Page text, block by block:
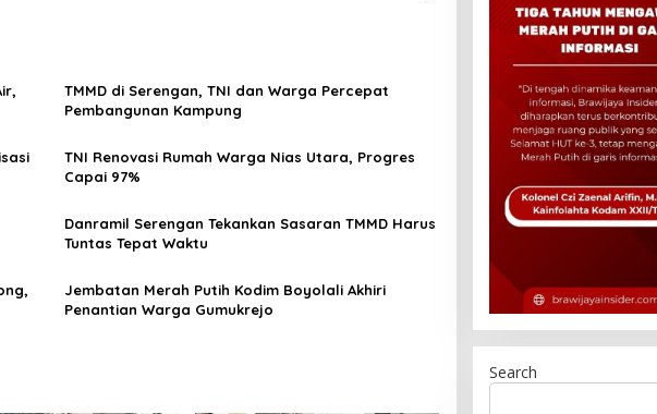
TMMD di Serengan, TNI dan Warga Percepat
Pembangunan Kampung
TNI Renovasi Rumah Warga Nias Utara, Progres
Capai 97%
Danramil Serengan Tekankan Sasaran TMMD Harus
Tuntas Tepat Waktu
Jembatan Merah Putih Kodim Boyolali Akhiri
Penantian Warga Gumukrejo
Search